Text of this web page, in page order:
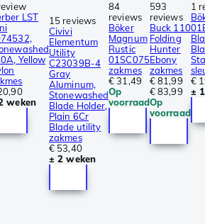
LST
Yellow
weken
15 reviews
Civivi
Elementum
Utility
C23039B-4
Gray
Aluminum,
Stonewashed
Blade Holder,
Plain 6Cr
Blade utility
zakmes
€ 53,40
± 2 weken
84
reviews
Böker
Magnum
Rustic
01SC075
zakmes
€ 31,49
Op
voorraad
593
reviews
Buck 110
Folding
Hunter
Ebony
zakmes
€ 81,99
€ 83,99
Op
voorraad
1
€
±